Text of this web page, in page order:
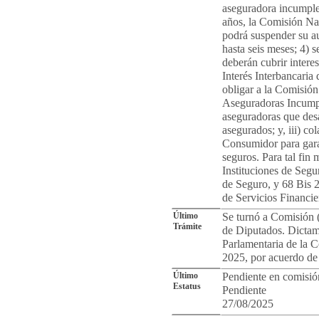
aseguradora
años, la Comisión
podrá suspender su
hasta seis meses; 4)
deberán cubrir
Interés
obligar a la
Aseguradoras
aseguradoras que
asegurados; y, iii)
Consumidor para
seguros. Para tal fin
Instituciones de
de Seguro, y 68 Bis
de Servicios
Último
Trámite
Se turnó a Comisión
de Diputados.
Parlamentaria de la
2025, por acuerdo
Último
Estatus
Pendiente en
Pendiente
27/08/2025